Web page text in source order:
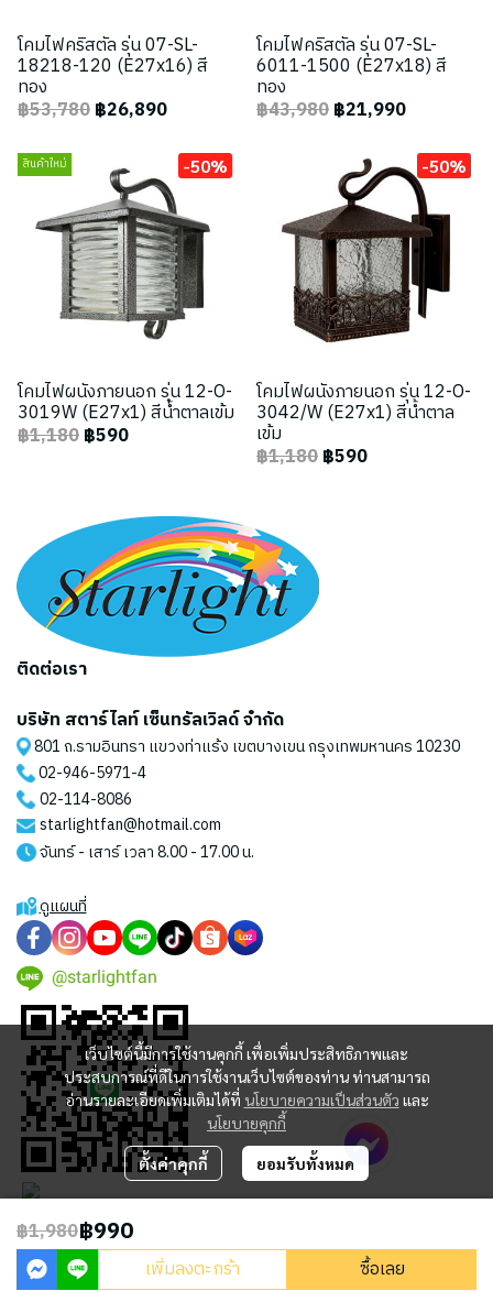
โคมไฟคริสตัล รุ่น 07-SL-
18218-120 (E27x16) สี
ทอง
฿53,780฿26,890
โคมไฟคริสตัล รุ่น 07-SL-
6011-1500 (E27x18) สี
ทอง
฿43,980฿21,990
สินค้าใหม่ -50%
โคมไฟผนังภายนอก รุ่น 12-O-
3019W (E27x1) สีน้ำตาลเข้ม
฿1,180฿590
-50%
โคมไฟผนังภายนอก รุ่น 12-O-
3042/W (E27x1) สีน้ำตาล
เข้ม
฿1,180฿590
฿1,980฿990
เพิ่มลงตะกร้า ซื้อเลย
เว็บไซต์นี้มีการใช้งานคุกกี้ เพื่อเพิ่มประสิทธิภาพและ
ประสบการณ์ที่ดีในการใช้งานเว็บไซต์ของท่าน ท่านสามารถ
อ่านรายละเอียดเพิ่มเติมได้ที่ นโยบายความเป็นส่วนตัว และ
นโยบายคุกกี้
ตั้งค่าคุกกี้ ยอมรับทั้งหมด
ติดต่อเรา
บริษัท สตาร์ไลท์ เซ็นทรัลเวิลด์ จำกัด
801 ถ.รามอินทรา แขวงท่าแร้ง เขตบางเขน กรุงเทพมหานคร 10230
02-946-5971-4
02-114-8086
starlightfan@hotmail.com
จันทร์ - เสาร์ เวลา 8.00 - 17.00 น.
ดูแผนที่
@starlightfan
2023 © STARLIGHT CENTRAL WORLD CO., LTD